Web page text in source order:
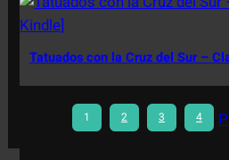
Tatuados con la Cruz del Sur –
1 2 3 4